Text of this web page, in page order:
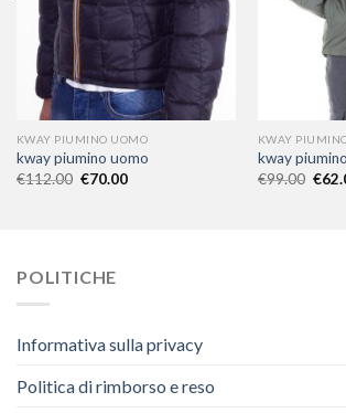
KWAY PIUMINO UOMO
kway piumino uomo
€112.00 €70.00
KWAY
kway
€99.00 €
POLITICHE
Informativa sulla privacy
Politica di rimborso e reso